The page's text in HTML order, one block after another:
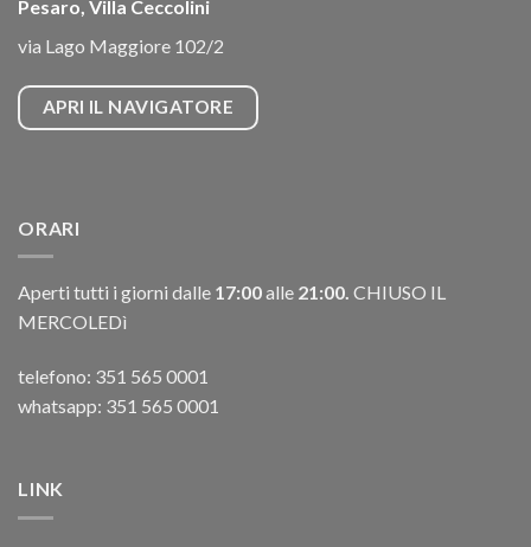
Pesaro, Villa Ceccolini
via Lago Maggiore 102/2
APRI IL NAVIGATORE
ORARI
Aperti tutti i giorni dalle 17:00alle 21:00. CHIUSO IL
MERCOLEDì
telefono: 351 565 0001
whatsapp: 351 565 0001
LINK